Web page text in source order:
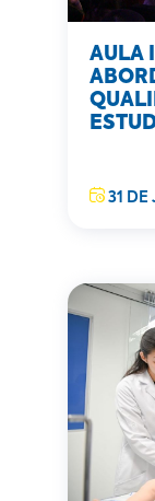
AULA
31 DE